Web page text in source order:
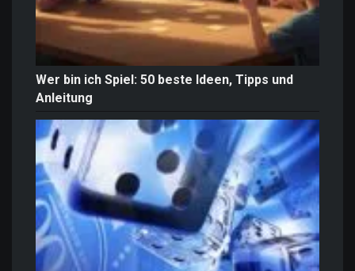
Wer bin ich Spiel: 50 beste Ideen, Tipps und
Anleitung